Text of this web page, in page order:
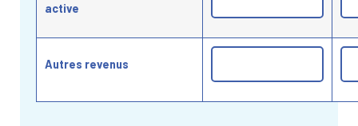
active
Autres revenus